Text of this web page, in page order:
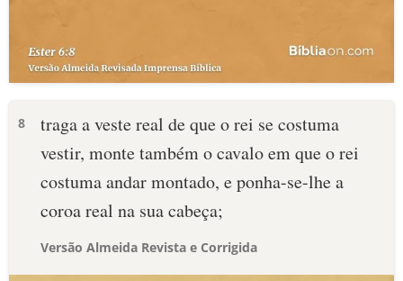
8
traga a veste real de que o rei se costuma
vestir, monte também o cavalo em que o rei
costuma andar montado, e ponha-se-lhe a
coroa real na sua cabeça;
Versão Almeida Revista e Corrigida